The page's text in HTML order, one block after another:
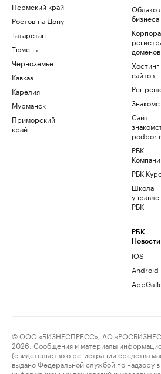
Пермский край
Ростов-на-Дону
Татарстан
Тюмень
Черноземье
Кавказ
Карелия
Мурманск
Приморский
край
Облако
бизнеса
доменов
Хостинг
сайтов
Сайт
РБК
РБК
Школа
РБК
РБК
Новости
iOS
Android
© ООО «БИЗНЕСПРЕСС», АО
2026. Сообщения и материалы
(свидетельство о регистрации средства
выдано Федеральной службой по надзору